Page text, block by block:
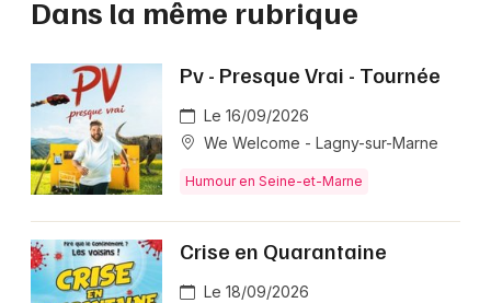
Dans la même rubrique
Pv - Presque Vrai - Tournée
Le 16/09/2026
We Welcome - Lagny-sur-Marne
Humour en Seine-et-Marne
Crise en Quarantaine
Le 18/09/2026